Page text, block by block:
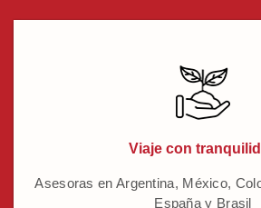
Viaje con
Asesoras en Argentina, México,
España y Brasil